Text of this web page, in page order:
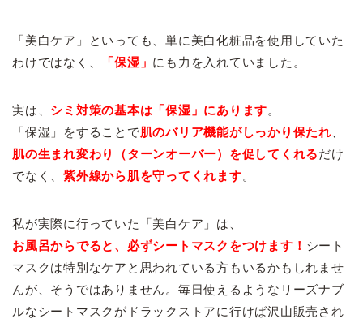
「美白ケア」といっても、単に美白化粧品を使用していた
わけではなく、
「保湿」 にも力を入れていました。
実は、 シミ対策の基本は「保湿」にあります。
「保湿」をすることで肌のバリア機能がしっかり保たれ
肌の生まれ変わり（ターンオーバー）を促してくれるだけ
でなく、紫外線から肌を守ってくれます。
私が実際に行っていた「美白ケア」は、
お風呂からでると、 必ずシートマスクをつけます！ シート
マスクは特別なケアと思われている方もいるかもしれませ
んが、そうではありません。毎日使えるようなリーズナブ
ルなシートマスクがドラックストアに行けば沢山販売され